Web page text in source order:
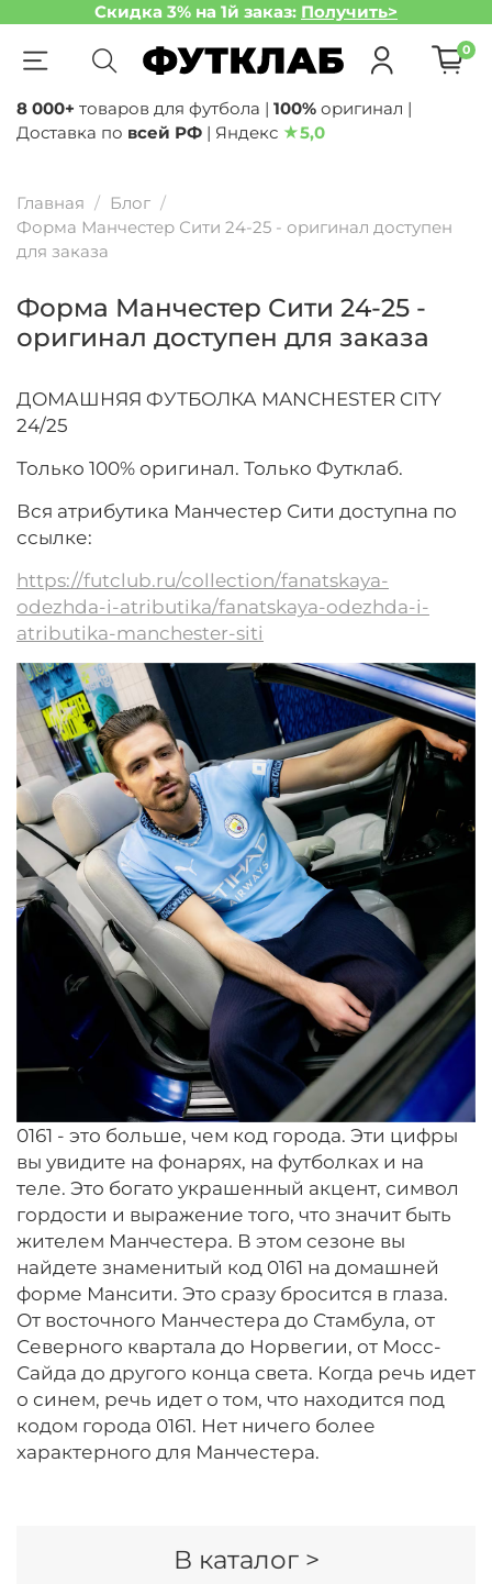
Скидка 3% на 1й заказ: Получить>
0
8 000+ товаров для футбола | 100% оригинал |
Доставка по всей РФ | Яндекс ★5,0
Главная
Блог
Форма Манчестер Сити 24-25 - оригинал доступен
для заказа
Форма Манчестер Сити 24-25 -
оригинал доступен для заказа
ДОМАШНЯЯ ФУТБОЛКА MANCHESTER CITY
24/25
Только 100% оригинал. Только Футклаб.
Вся атрибутика Манчестер Сити доступна по
ссылке:
https://futclub.ru/collection/fanatskaya-
odezhda-i-atributika/fanatskaya-odezhda-i-
atributika-manchester-siti
0161 - это больше, чем код города. Эти цифры
вы увидите на фонарях, на футболках и на
теле. Это богато украшенный акцент, символ
гордости и выражение того, что значит быть
жителем Манчестера. В этом сезоне вы
найдете знаменитый код 0161 на домашней
форме Мансити. Это сразу бросится в глаза.
От восточного Манчестера до Стамбула, от
Северного квартала до Норвегии, от Мосс-
Сайда до другого конца света. Когда речь идет
о синем, речь идет о том, что находится под
кодом города 0161. Нет ничего более
характерного для Манчестера.
В каталог >